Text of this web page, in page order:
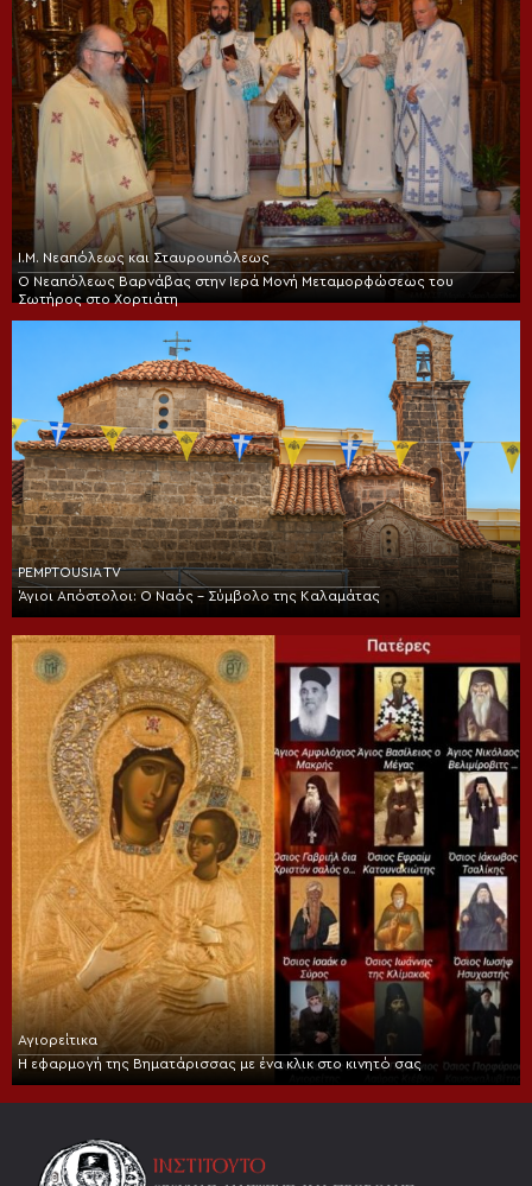
Ι.Μ. Νεαπόλεως και Σταυρουπόλεως
Ο Νεαπόλεως Βαρνάβας στην Ιερά Μονή Μεταμορφώσεως του
Σωτήρος στο Χορτιάτη
PEMPTOUSIA TV
Άγιοι Απόστολοι: Ο Ναός – Σύμβολο της Καλαμάτας
Αγιορείτικα
Η εφαρμογή της Βηματάρισσας με ένα κλικ στο κινητό σας